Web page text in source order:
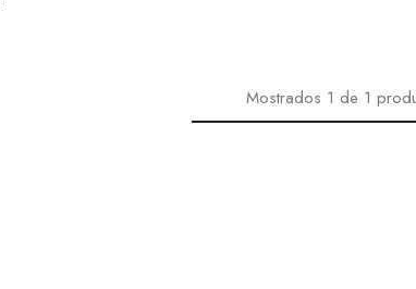
Mostrados 1 de 1